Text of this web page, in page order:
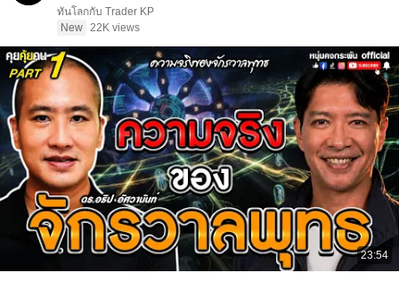
ทันโลกกับ Trader KP
New 22K views
23:54